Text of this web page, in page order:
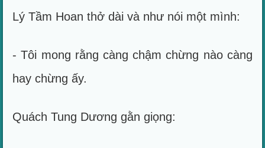
Lý Tầm Hoan thở dài và như nói một mình:
- Tôi mong rằng càng chậm chừng nào càng
hay chừng ấy.
Quách Tung Dương gằn giọng: